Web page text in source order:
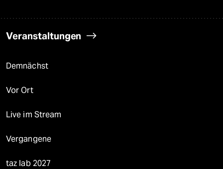
Veranstaltungen
Demnächst
Vor Ort
Live im Stream
Vergangene
taz lab 2027